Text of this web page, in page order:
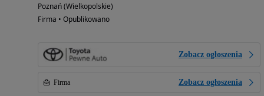
Poznań (Wielkopolskie)
Firma • Opublikowano
Zobacz ogłoszenia
Firma Zobacz ogłoszenia